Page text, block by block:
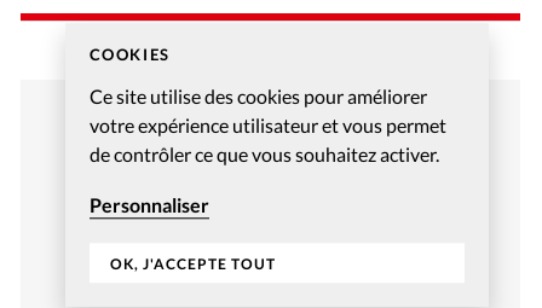
COOKIES
Ce site utilise des cookies pour améliorer
votre expérience utilisateur et vous permet
de contrôler ce que vous souhaitez activer.
Personnaliser
OK, J'ACCEPTE TOUT